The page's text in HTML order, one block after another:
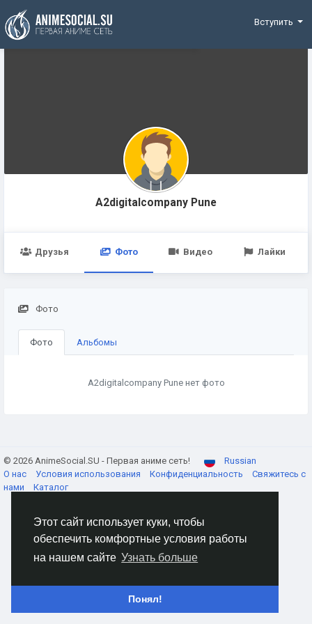
Этот сайт использует куки, чтобы
обеспечить комфортные условия работы
на нашем сайте Узнать больше
Понял!
Funding
Вступить
A2digitalcompany Pune
Друзья Фото Видео Лайки
Фото
Фото Альбомы
A2digitalcompany Pune нет фото
© 2026 AnimeSocial.SU - Первая аниме сеть!
Russian
О нас
Условия использования Конфиденциальность
Свяжитесь с
нами
Каталог